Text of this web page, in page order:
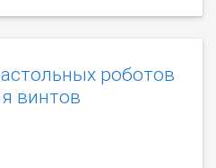
роботов
винтов